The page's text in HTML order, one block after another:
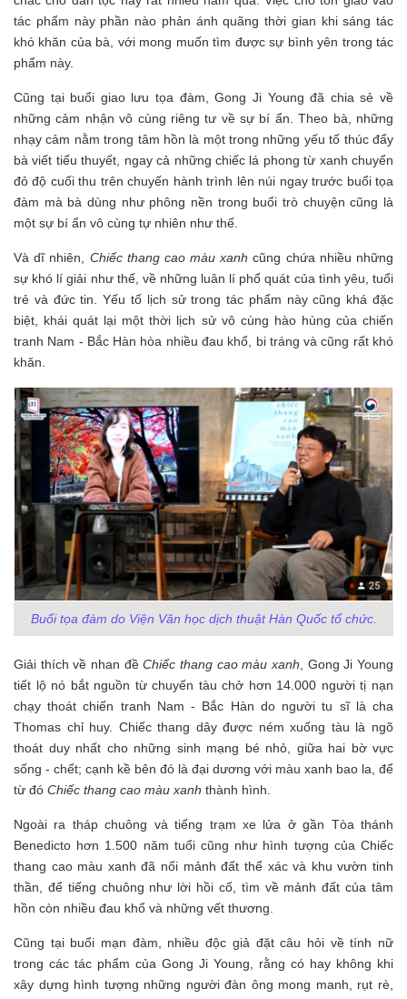
tác phẩm này phần nào phản ánh quãng thời gian khi sáng tác
khó khăn của bà, với mong muốn tìm được sự bình yên trong tác
phẩm này.
Cũng tại buổi giao lưu tọa đàm, Gong Ji Young đã chia sẻ về
những cảm nhận vô cùng riêng tư về sự bí ẩn. Theo bà, những
nhạy cảm nằm trong tâm hồn là một trong những yếu tố thúc đẩy
bà viết tiểu thuyết, ngay cả những chiếc lá phong từ xanh chuyển
đỏ độ cuối thu trên chuyến hành trình lên núi ngay trước buổi tọa
đàm mà bà dùng như phông nền trong buổi trò chuyện cũng là
một sự bí ẩn vô cùng tự nhiên như thế.
Và dĩ nhiên, Chiếc thang cao màu xanh cũng chứa nhiều những
sự khó lí giải như thế, về những luân lí phổ quát của tình yêu, tuổi
trẻ và đức tin. Yếu tố lịch sử trong tác phẩm này cũng khá đặc
biệt, khái quát lại một thời lịch sử vô cùng hào hùng của chiến
tranh Nam - Bắc Hàn hòa nhiều đau khổ, bi tráng và cũng rất khó
khăn.
Buổi tọa đàm do Viện Văn học dịch thuật Hàn Quốc tổ chức.
Giải thích về nhan đềChiếc thang cao màu xanh , Gong Ji Young
tiết lộ nó bắt nguồn từ chuyến tàu chở hơn 14.000 người tị nạn
chạy thoát chiến tranh Nam - Bắc Hàn do người tu sĩ là cha
Thomas chỉ huy. Chiếc thang dây được ném xuống tàu là ngõ
thoát duy nhất cho những sinh mạng bé nhỏ, giữa hai bờ vực
sống - chết; cạnh kề bên đó là đại dương với màu xanh bao la, để
từ đó Chiếc thang cao màu xanh thành hình.
Ngoài ra tháp chuông và tiếng trạm xe lửa ở gần Tòa thánh
Benedicto hơn 1.500 năm tuổi cũng như hình tượng của Chiếc
thang cao màu xanh đã nối mảnh đất thể xác và khu vườn tinh
thần, để tiếng chuông như lời hồi cố, tìm về mảnh đất của tâm
hồn còn nhiều đau khổ và những vết thương.
Cũng tại buổi mạn đàm, nhiều độc giả đặt câu hỏi về tính nữ
trong các tác phẩm của Gong Ji Young, rằng có hay không khi
xây dựng hình tượng những người đàn ông mong manh, rụt rè,